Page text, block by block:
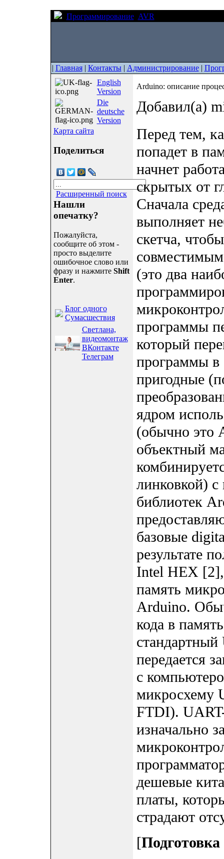
Программирование AVR
| Главная| Контакты| Администрирование|
English
Version
Die
deutsche
Version
Карта сайта
Поделиться
Расширенный поиск
Нашли
опечатку?
Пожалуйста,
сообщите об этом -
просто выделите
ошибочное слово или
фразу и нажмите Shift
Enter.
Блог одного
Сумасшествия
Светлана,
видеомонтаж
ВКонтакте
Телеграм
Arduino: описание
Добавил(а)
Перед тем,
попадет в
начнет
скрытых от
Сначала
выполняет
скетча,
(это два
программы
который
программы
пригодные
ядром
(обычно это
объектный
линковкой)
библиотек
базовые
результате
Intel HEX
память
Arduino.
кода в
стандартный
передается
с
микросхему
FTDI).
изначально
дешевые
платы,
страдают
[